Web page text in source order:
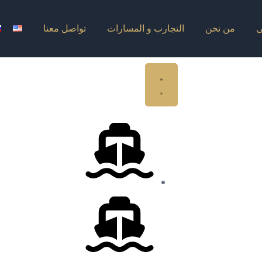
من نحن التجارب و المسارات تواصل معنا